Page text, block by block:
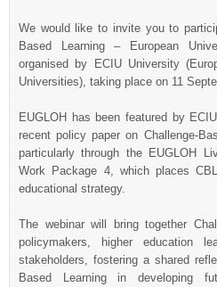
We would like to invite you to
Based Learning – European
organised by ECIU University
Universities), taking place on 11
EUGLOH has been featured by
recent policy paper on Challenge-
particularly through the EUGLOH
Work Package 4, which places
educational strategy.
The webinar will bring together
policymakers, higher education
stakeholders, fostering a shared
Based Learning in developing